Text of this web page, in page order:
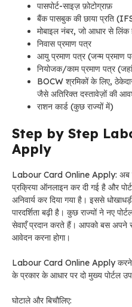
पासपोर्ट-साइज़ फ़ोटोग्राफ़
बैंक पासबुक की छाया प्रति
मोबाइल नंबर, जो आधार से लिंक
निवास प्रमाण पत्र
आयु प्रमाण पत्र (जन्म प्रमाण
नियोजक/काम प्रमाण पत्र
BOCW श्रमिकों के लिए, ठेकेदार
जैसे अतिरिक्त दस्तावेज़ों की
राशन कार्ड (कुछ राज्यों में)
Step by Step
Apply
Labour Card Online Apply: अब कई
प्रक्रिया ऑनलाइन कर दी गई है और
अनिवार्य कर दिया गया है। इससे
पारदर्शिता बढ़ी है। कुछ राज्यों ने नए
सेवाएँ प्रदान करते हैं। आपको बस अपने
आवेदन करना होगा।
Labour Card Online Apply करने
के प्रकार के आधार पर दो मुख्य पोर्टल
घोटाले और बिचौलिए: